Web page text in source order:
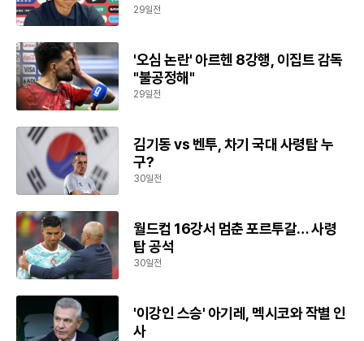
29일전
'오심 논란' 아르헨 8강행, 이집트 감독
"불공정해"
29일전
김기동 vs 벤투, 차기 국대 사령탑 누
구?
30일전
월드컵 16강서 멈춘 포르투갈… 사령
탑 공석
30일전
'이강인 스승' 아기레, 멕시코와 작별 인
사